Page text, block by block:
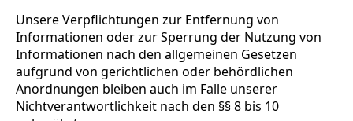
Unsere Verpflichtungen zur Entfernung von
Informationen oder zur Sperrung der Nutzung von
Informationen nach den allgemeinen Gesetzen
aufgrund von gerichtlichen oder behördlichen
Anordnungen bleiben auch im Falle unserer
Nichtverantwortlichkeit nach den §§ 8 bis 10